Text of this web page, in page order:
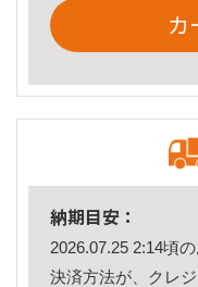
カ
納期目安：
2026.07.25 2:14頃
決済方法が、クレ